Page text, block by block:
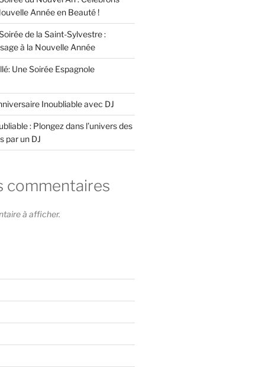
Année en Beauté !
de la Saint-Sylvestre :
à la Nouvelle Année
Une Soirée Espagnole
Inoubliable avec DJ
: Plongez dans l’univers des
par un DJ
commentaires
à afficher.